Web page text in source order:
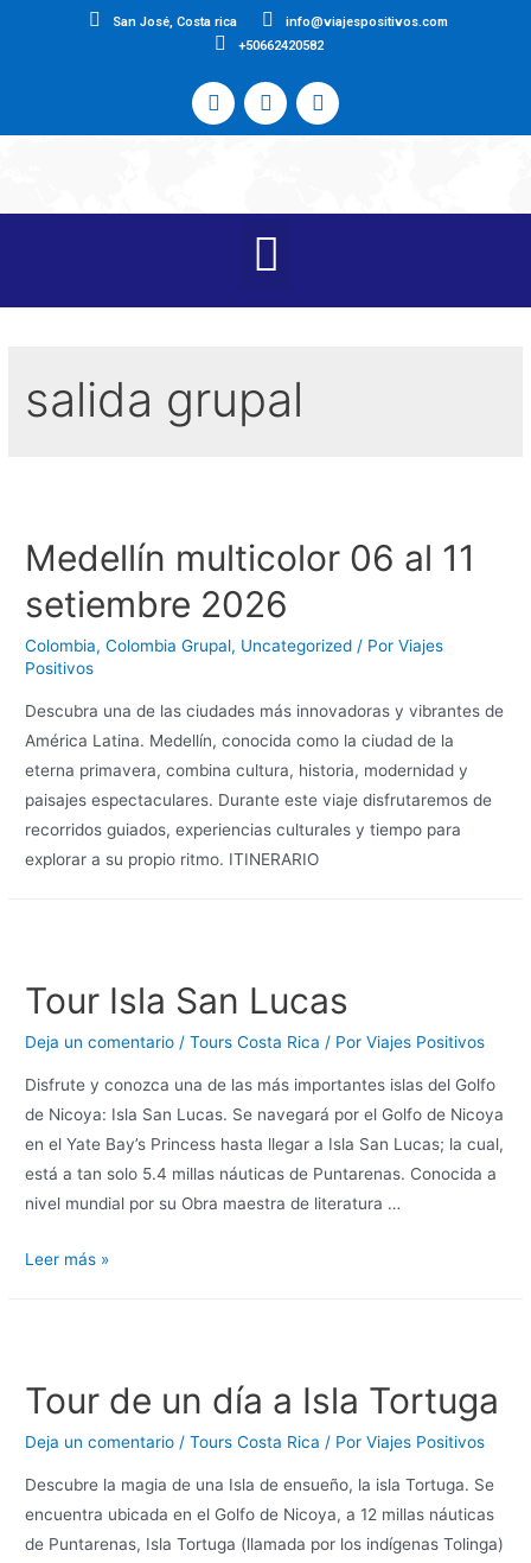
San José, Costa rica
info@viajespositivos.com
+50662420582
salida grupal
Medellín multicolor 06 al 11
setiembre 2026
Colombia,Colombia Grupal, Uncategorized / PorViajes
Positivos
Descubra una de las ciudades más innovadoras y vibrantes de
América Latina. Medellín, conocida como la ciudad de la
eterna primavera, combina cultura, historia, modernidad y
paisajes espectaculares. Durante este viaje disfrutaremos de
recorridos guiados, experiencias culturales y tiempo para
explorar a su propio ritmo. ITINERARIO
Tour Isla San Lucas
Deja un comentario /Tours Costa Rica / PorViajes Positivos
Disfrute y conozca una de las más importantes islas del Golfo
de Nicoya: Isla San Lucas. Se navegará por el Golfo de Nicoya
en el Yate Bay’s Princess hasta llegar a Isla San Lucas; la cual,
está a tan solo 5.4 millas náuticas de Puntarenas. Conocida a
nivel mundial por su Obra maestra de literatura …
Leer más »
Tour de un día a Isla Tortuga
Deja un comentario /Tours Costa Rica / PorViajes Positivos
Descubre la magia de una Isla de ensueño, la isla Tortuga. Se
encuentra ubicada en el Golfo de Nicoya, a 12 millas náuticas
de Puntarenas, Isla Tortuga (llamada por los indígenas Tolinga)